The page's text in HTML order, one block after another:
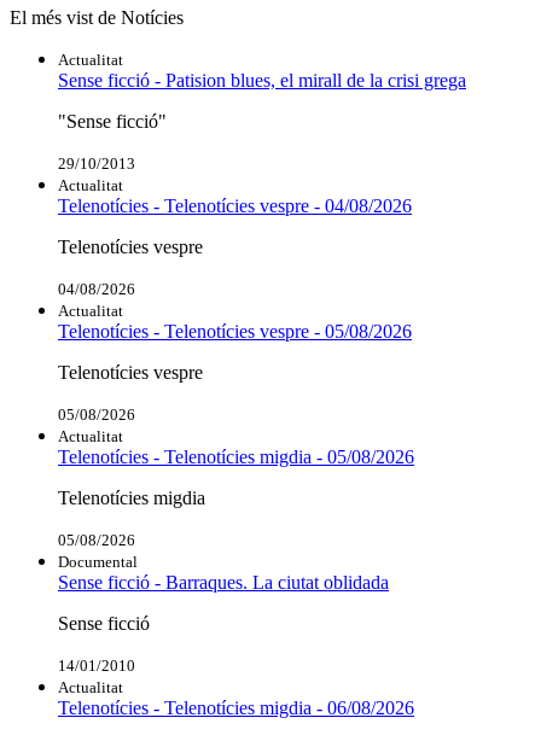
El més vist de Notícies
Actualitat
Sense ficció - Patision blues, el mirall de la crisi grega
"Sense ficció"
29/10/2013
Actualitat
Telenotícies - Telenotícies vespre - 04/08/2026
Telenotícies vespre
04/08/2026
Actualitat
Telenotícies - Telenotícies vespre - 05/08/2026
Telenotícies vespre
05/08/2026
Actualitat
Telenotícies - Telenotícies migdia - 05/08/2026
Telenotícies migdia
05/08/2026
Documental
Sense ficció - Barraques. La ciutat oblidada
Sense ficció
14/01/2010
Actualitat
Telenotícies - Telenotícies migdia - 06/08/2026